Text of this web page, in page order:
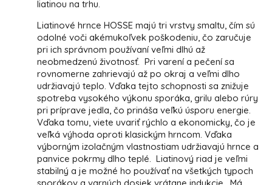
liatinou na trhu.
Liatinové hrnce HOSSE majú tri vrstvy smaltu, čím sú
odolné voči akémukoľvek poškodeniu, čo zaručuje
pri ich správnom používaní veľmi dlhú až
neobmedzenú životnosť. Pri varení a pečení sa
rovnomerne zahrievajú až po okraj a veľmi dlho
udržiavajú teplo. Vďaka tejto schopnosti sa znižuje
spotreba vysokého výkonu sporáka, grilu alebo rúry
pri príprave jedla, čo prináša veľkú úsporu energie.
Vďaka tomu, viete uvariť rýchlo a ekonomicky, čo je
veľká výhoda oproti klasickým hrncom. Vďaka
výborným izolačným vlastnostiam udržiavajú hrnce a
panvice pokrmy dlho teplé. Liatinový riad je veľmi
stabilný a je možné ho používať na všetkých typoch
sporákov a varných dosiek vrátane indukcie. Má